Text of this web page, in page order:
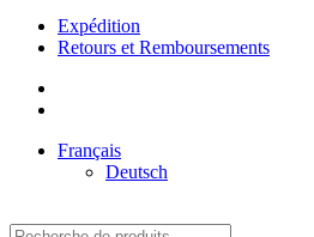
Expédition
Retours et Remboursements
Français
Deutsch